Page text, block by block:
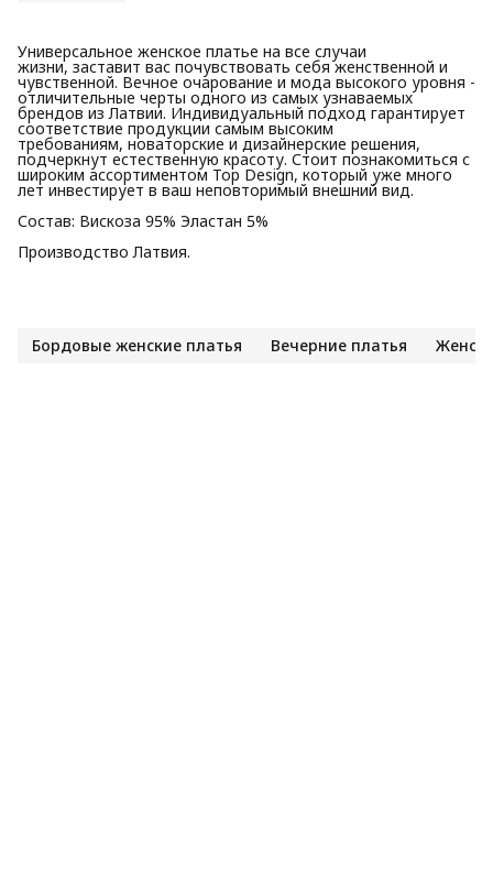
Универсальное женское платье на все случаи
жизни, заставит вас почувствовать себя женственной и
чувственной. Вечное очарование и мода высокого уровня -
отличительные черты одного из самых узнаваемых
брендов из Латвии. Индивидуальный подход гарантирует
соответствие продукции самым высоким
требованиям, новаторские и дизайнерские решения,
подчеркнут естественную красоту. Стоит познакомиться с
широким ассортиментом Top Design, который уже много
лет инвестирует в ваш неповторимый внешний вид.
Состав: Вискоза 95% Эластан 5%
Производство Латвия.
Бордовые женские платья Вечерние платья